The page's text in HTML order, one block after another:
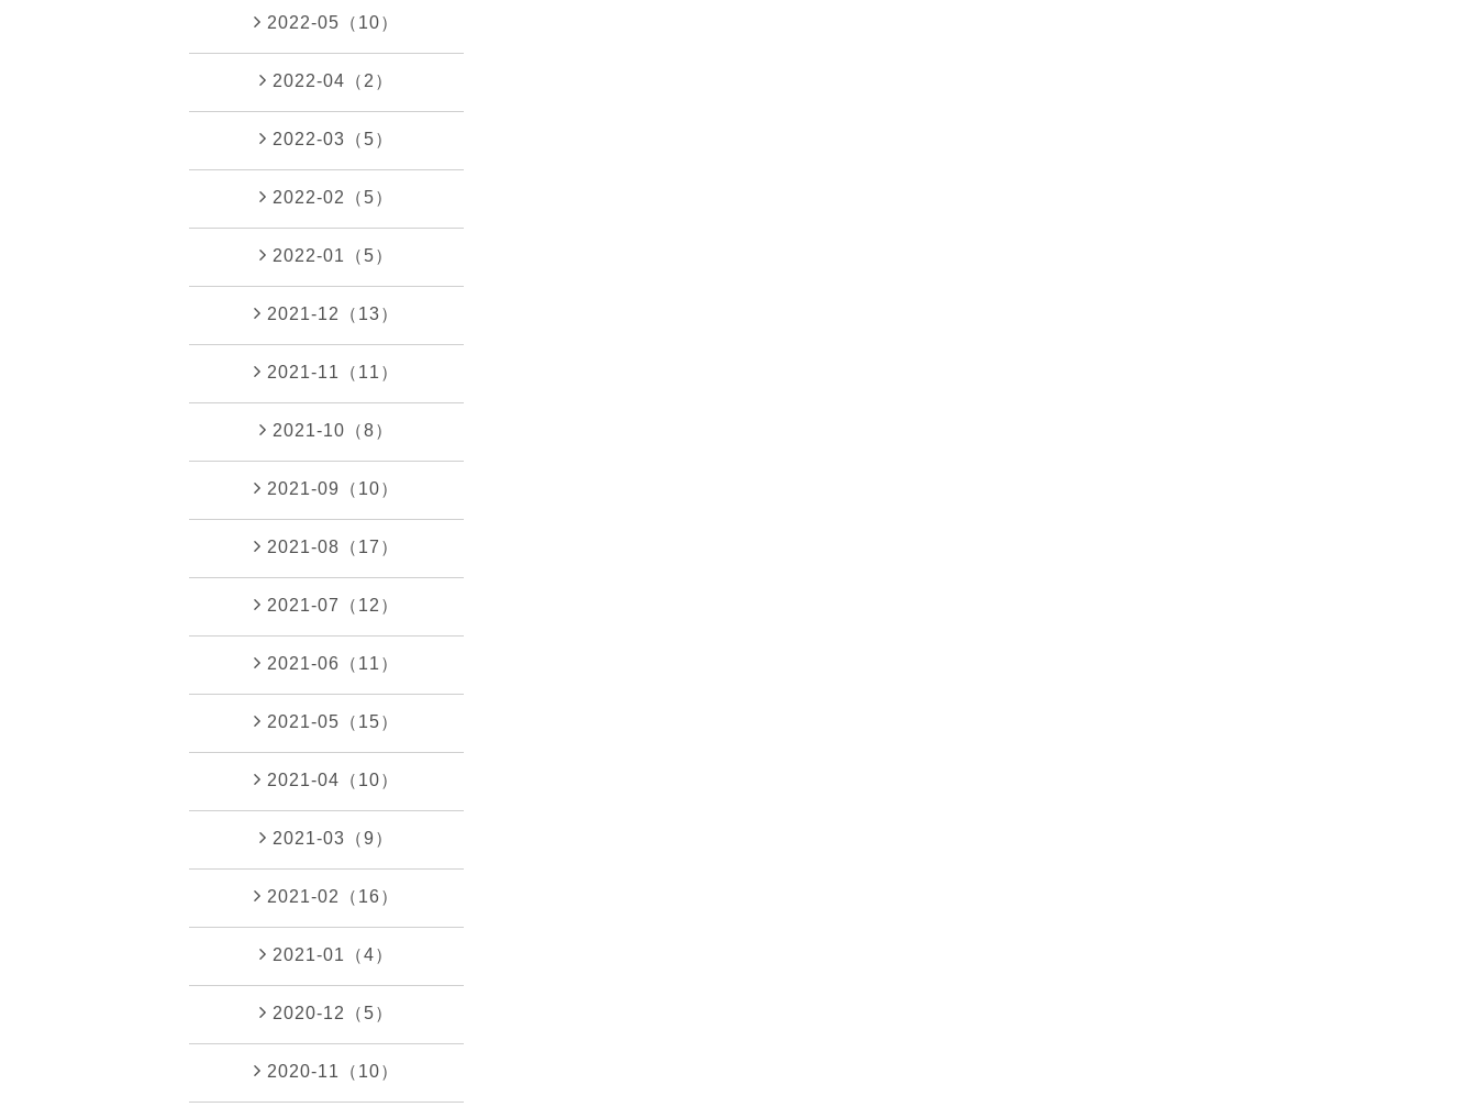
2022-05（10）
2022-04（2）
2022-03（5）
2022-02（5）
2022-01（5）
2021-12（13）
2021-11（11）
2021-10（8）
2021-09（10）
2021-08（17）
2021-07（12）
2021-06（11）
2021-05（15）
2021-04（10）
2021-03（9）
2021-02（16）
2021-01（4）
2020-12（5）
2020-11（10）